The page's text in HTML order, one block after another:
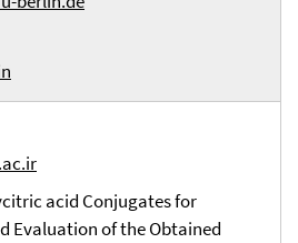
acid Conjugates for
Evaluation of the Obtained